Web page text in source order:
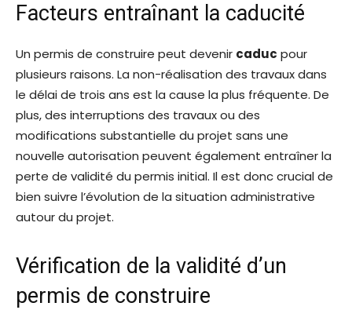
Facteurs entraînant la caducité
Un permis de construire peut devenir caduc pour
plusieurs raisons. La non-réalisation des travaux dans
le délai de trois ans est la cause la plus fréquente. De
plus, des interruptions des travaux ou des
modifications substantielle du projet sans une
nouvelle autorisation peuvent également entraîner la
perte de validité du permis initial. Il est donc crucial de
bien suivre l’évolution de la situation administrative
autour du projet.
Vérification de la validité d’un
permis de construire